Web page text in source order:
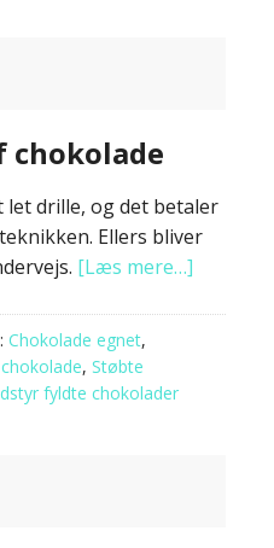
chokolade
drille, og det betaler
Ellers bliver
[Læs mere…]
Chokolade egnet,
, Støbte
fyldte chokolader